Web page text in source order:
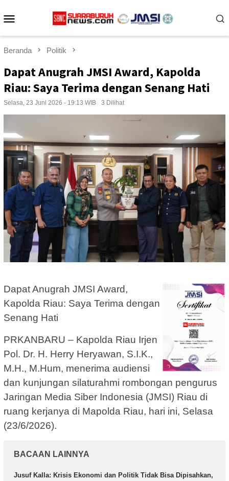
ke
Beranda Politik
Dapat Anugrah JMSI Award, Kapolda
Riau: Saya Terima dengan Senang Hati
Selasa, 23 Juni 2026 - 19:13 WIB 3 Dilihat
Dapat Anugrah JMSI Award,
Kapolda Riau: Saya Terima dengan
Senang Hati
PRKANBARU – Kapolda Riau Irjen
Pol. Dr. H. Herry Heryawan, S.I.K.,
M.H., M.Hum, menerima audiensi
dan kunjungan silaturahmi rombongan pengurus
Jaringan Media Siber Indonesia (JMSI) Riau di
ruang kerjanya di Mapolda Riau, hari ini, Selasa
(23/6/2026).
BACAAN LAINNYA
Jusuf Kalla: Krisis Ekonomi dan Politik Tidak Bisa Dipisahkan,